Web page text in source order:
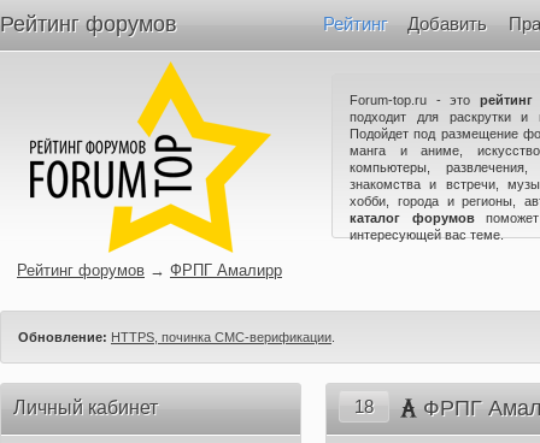
Рейтинг форумов Рейтинг Добавить
Forum-top.ru - это
подходит для раскрутки и
Подойдет под размещение
манга и аниме,
компьютеры,
знакомства и встречи,
хобби, города и регионы,
каталог форумов
интересующей вас теме.
Рейтинг форумов → ФРПГ Амалирр
Обновление: HTTPS, починка СМС-верификации
Личный кабинет 18 ФРПГ